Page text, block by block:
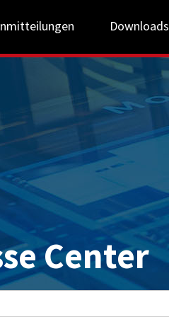
Downloads
Center